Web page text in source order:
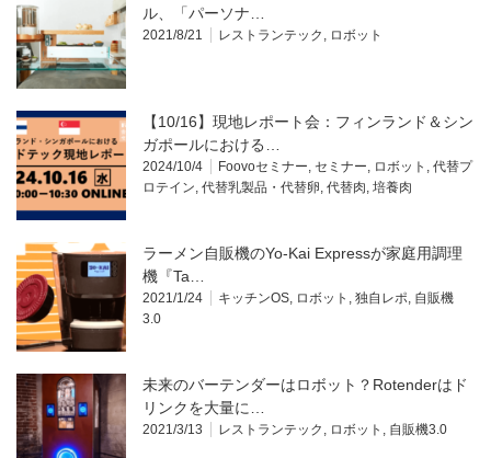
ル、「パーソナ…
2021/8/21 レストランテック ロボット
【10/16】現地レポート会：フィンランド＆シン
ガポールにおける…
2024/10/4 Foovoセミナー セミナー ロボット
代替プ
ロテイン 代替乳製品・代替卵 代替肉 培養肉
ラーメン自販機のYo-Kai Expressが家庭用調理
機『Ta…
2021/1/24 キッチンOS ロボット 独自レポ 自販機
3.0
未来のバーテンダーはロボット？Rotenderはド
リンクを大量に…
2021/3/13 レストランテック ロボット 自販機3.0